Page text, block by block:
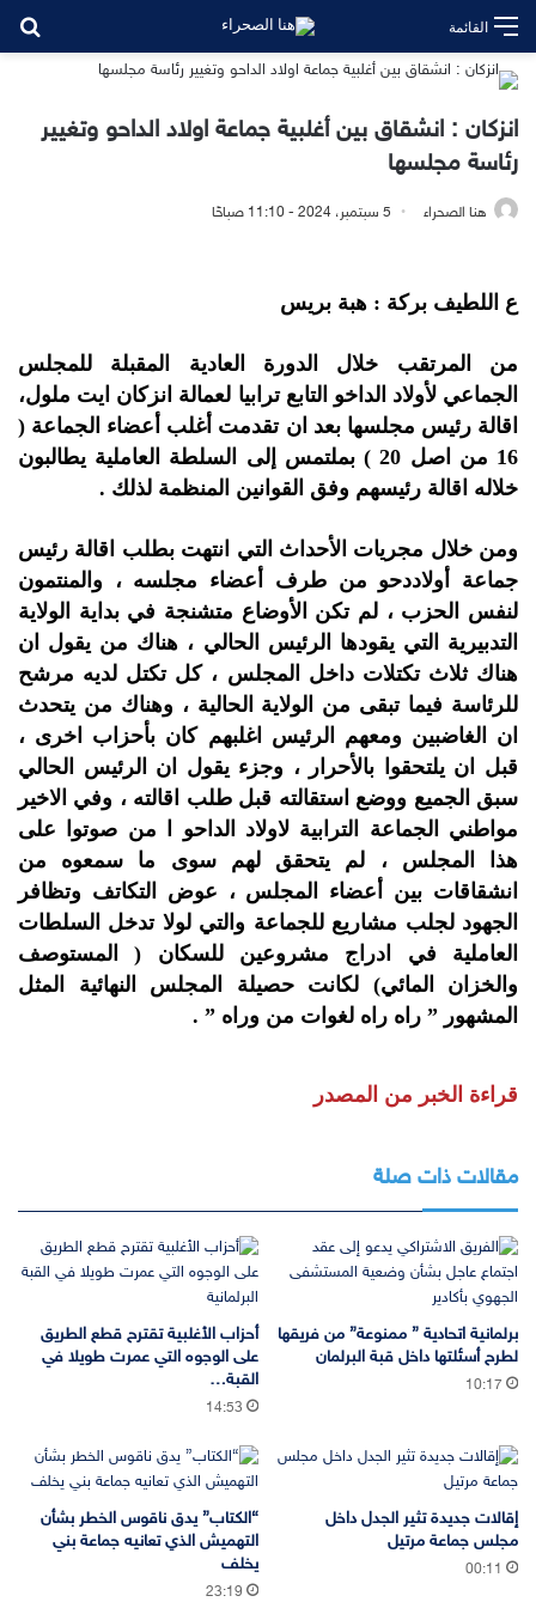
القائمة
انزكان : انشقاق بين أغلبية جماعة اولاد الداحو وتغيير
رئاسة مجلسها
هنا الصحراء 5 سبتمبر، 2024 - 11:10 صباحًا
ع اللطيف بركة : هبة بريس
من المرتقب خلال الدورة العادية المقبلة للمجلس
الجماعي لأولاد الداخو التابع ترابيا لعمالة انزكان ايت ملول،
اقالة رئيس مجلسها بعد ان تقدمت أغلب أعضاء الجماعة (
16 من اصل 20 ) بملتمس إلى السلطة العاملية يطالبون
خلاله اقالة رئيسهم وفق القوانين المنظمة لذلك .
ومن خلال مجريات الأحداث التي انتهت بطلب اقالة رئيس
جماعة أولاددحو من طرف أعضاء مجلسه ، والمنتمون
لنفس الحزب ، لم تكن الأوضاع متشنجة في بداية الولاية
التدبيرية التي يقودها الرئيس الحالي ، هناك من يقول ان
هناك ثلاث تكتلات داخل المجلس ، كل تكتل لديه مرشح
للرئاسة فيما تبقى من الولاية الحالية ، وهناك من يتحدث
ان الغاضبين ومعهم الرئيس اغلبهم كان بأحزاب اخرى ،
قبل ان يلتحقوا بالأحرار ، وجزء يقول ان الرئيس الحالي
سبق الجميع ووضع استقالته قبل طلب اقالته ، وفي الاخير
مواطني الجماعة الترابية لاولاد الداحو ا من صوتوا على
هذا المجلس ، لم يتحقق لهم سوى ما سمعوه من
انشقاقات بين أعضاء المجلس ، عوض التكاتف وتظافر
الجهود لجلب مشاريع للجماعة والتي لولا تدخل السلطات
العاملية في ادراج مشروعين للسكان ( المستوصف
والخزان المائي) لكانت حصيلة المجلس النهائية المثل
المشهور ” راه راه لغوات من وراه ” .
قراءة الخبر من المصدر
مقالات ذات صلة
برلمانية اتحادية ” ممنوعة” من فريقها
لطرح أسئلتها داخل قبة البرلمان
10:17
أحزاب الأغلبية تقترح قطع الطريق
على الوجوه التي عمرت طويلا في
القبة…
14:53
إقالات جديدة تثير الجدل داخل
مجلس جماعة مرتيل
00:11
“الكتاب” يدق ناقوس الخطر بشأن
التهميش الذي تعانيه جماعة بني
يخلف
23:19